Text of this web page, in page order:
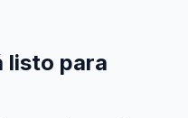
listo para